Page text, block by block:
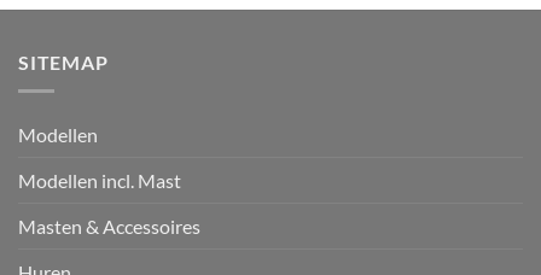
SITEMAP
Modellen
Modellen incl. Mast
Masten & Accessoires